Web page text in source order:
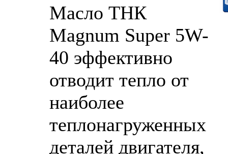
Масло ТНК
Magnum Super 5W-
40 эффективно
отводит тепло от
наиболее
теплонагруженных
деталей двигателя,